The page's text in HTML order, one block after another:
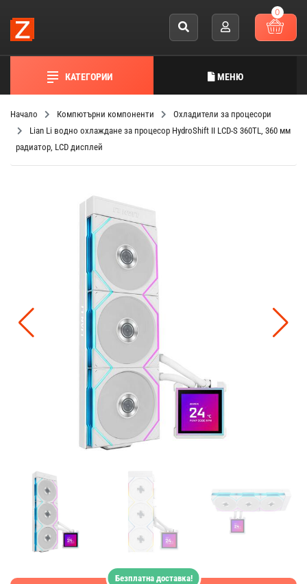
0
КАТЕГОРИИ МЕНЮ
Начало Компютърни компоненти
Охладители за процесори
Lian Li водно охлаждане за процесор HydroShift II LCD-S 360TL, 360 мм
радиатор, LCD дисплей
Безплатна доставка!